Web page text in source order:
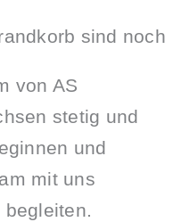
sind noch
von AS
stetig und
und
mit uns